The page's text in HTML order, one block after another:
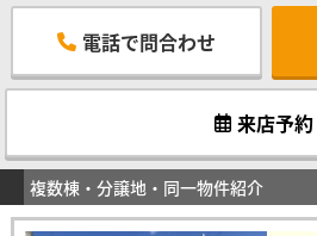
電話で問合わせ
来店予約
複数棟・分譲地・同一物件紹介